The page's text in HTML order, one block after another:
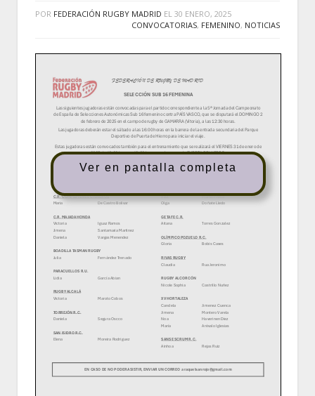
POR FEDERACIÓN RUGBY MADRID EL 30 ENERO, 2025
CONVOCATORIAS, FEMENINO, NOTICIAS
Ver en pantalla completa